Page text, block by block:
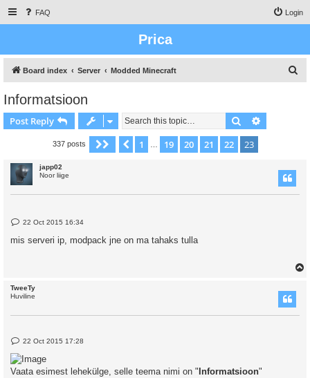
FAQ Login
Prica
Board index Server Modded Minecraft
Informatsioon
Post Reply Search
337 posts Page 23 of 23
Previous
1 19 20 21 22 23
japp02
Noor liige
P
s
t
22 Oct 2015 16:34
mis serveri ip, modpack jne on ma tahaks tulla
TweeTy
Huviline
P
s
t
22 Oct 2015 17:28
Vaata esimest lehekülge, selle teema nimi on " Informatsioon"